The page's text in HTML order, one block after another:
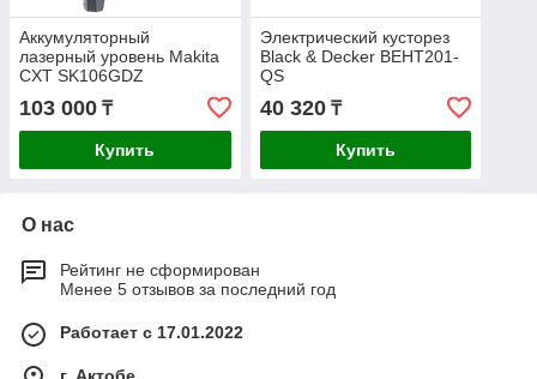
Аккумуляторный
лазерный уровень Makita
CXT SK106GDZ
103 000 ₸
Купить
Электрический кусторез
Black & Decker BEHT201-
QS
40 320₸
Купить
О нас
Рейтинг не сформирован
Менее 5 отзывов за последний год
Работает с 17.01.2022